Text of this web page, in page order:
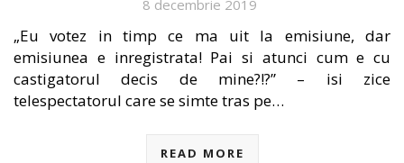
8 decembrie 2019
„Eu votez in timp ce ma uit la emisiune, dar
emisiunea e inregistrata! Pai si atunci cum e cu
castigatorul decis de mine?!?” – isi zice
telespectatorul care se simte tras pe…
READ MORE